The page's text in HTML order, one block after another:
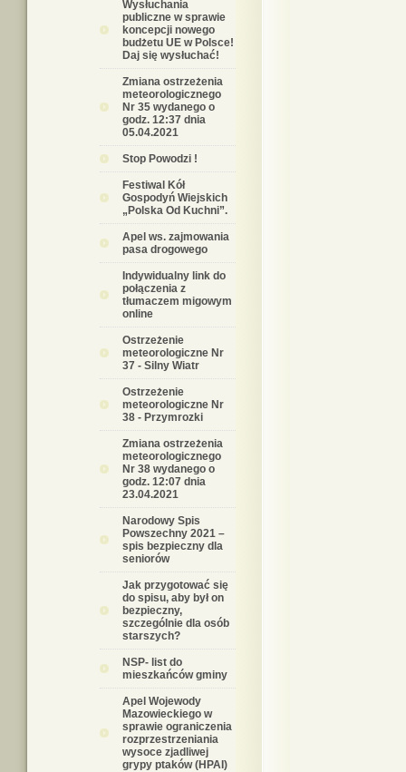
Wysłuchania
publiczne w sprawie
koncepcji nowego
budżetu UE w Polsce!
Daj się wysłuchać!
Zmiana ostrzeżenia
meteorologicznego
Nr 35 wydanego o
godz. 12:37 dnia
05.04.2021
Stop Powodzi !
Festiwal Kół
Gospodyń Wiejskich
„Polska Od Kuchni”.
Apel ws. zajmowania
pasa drogowego
Indywidualny link do
połączenia z
tłumaczem migowym
online
Ostrzeżenie
meteorologiczne Nr
37 - Silny Wiatr
Ostrzeżenie
meteorologiczne Nr
38 - Przymrozki
Zmiana ostrzeżenia
meteorologicznego
Nr 38 wydanego o
godz. 12:07 dnia
23.04.2021
Narodowy Spis
Powszechny 2021 –
spis bezpieczny dla
seniorów
Jak przygotować się
do spisu, aby był on
bezpieczny,
szczególnie dla osób
starszych?
NSP- list do
mieszkańców gminy
Apel Wojewody
Mazowieckiego w
sprawie ograniczenia
rozprzestrzeniania
wysoce zjadliwej
grypy ptaków (HPAI)